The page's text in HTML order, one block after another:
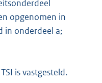
opgenomen in
in onderdeel a;
is vastgesteld.